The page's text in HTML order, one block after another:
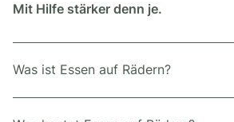
Mit Hilfe stärker denn je.
Was ist Essen auf Rädern?